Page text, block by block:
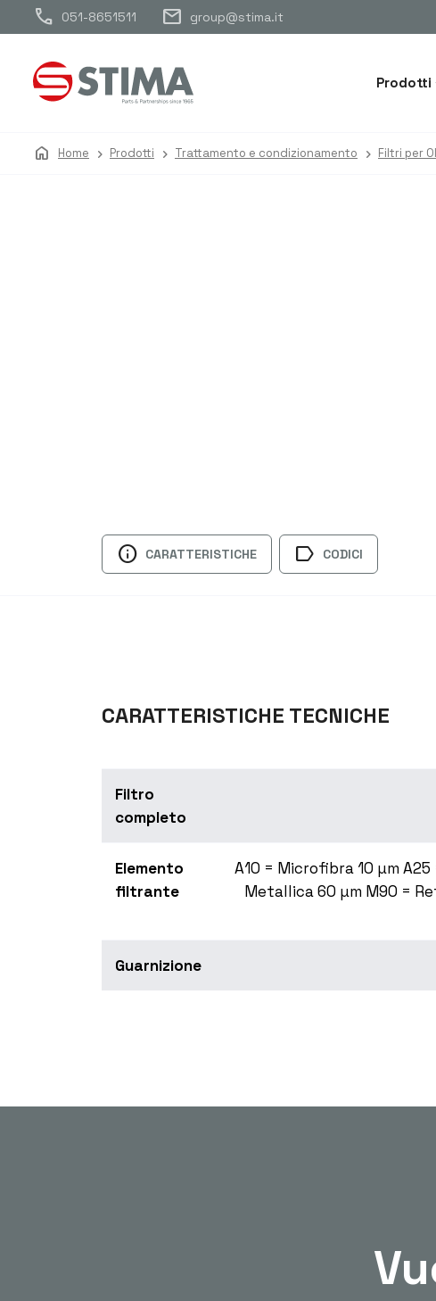
call 051-8651511 mail group@stima.it
Prodotti
home Home Prodotti Trattamento e condizionamento Filtri per
info CARATTERISTICHE label CODICI
CARATTERISTICHE TECNICHE
Filtro
completo
Elemento
filtrante
A10 = Microfibra 10 µm
Metallica 60 µm M90 =
Guarnizione